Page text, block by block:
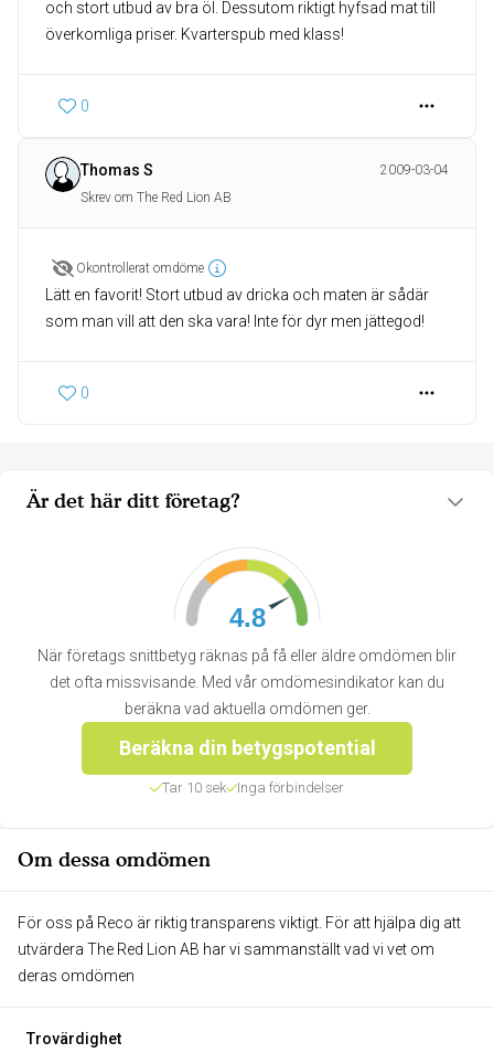
Är det här ditt företag?
4.8
När företags snittbetyg räknas på få eller äldre omdömen blir
det ofta missvisande. Med vår omdömesindikator kan du
beräkna vad aktuella omdömen ger.
Beräkna din betygspotential
Tar 10 sek Inga förbindelser
Om dessa omdömen
För oss på Reco är riktig transparens viktigt. För att hjälpa dig att
utvärdera The Red Lion AB har vi sammanställt vad vi vet om
deras omdömen
Trovärdighet
och stort utbud av bra öl. Dessutom riktigt hyfsad mat till
överkomliga priser. Kvarterspub med klass!
0
Thomas S
2009-03-04
Skrev om The Red Lion AB
Okontrollerat omdöme
Lätt en favorit! Stort utbud av dricka och maten är sådär
0